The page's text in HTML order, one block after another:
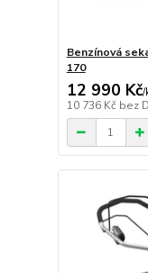
Benzínová
170
12 990 Kč/
10 736 Kč bez